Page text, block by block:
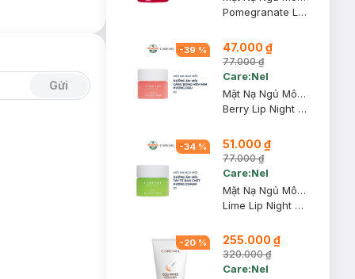
Gửi
Pomegranate Lip Night Mask
-39 % 47.000 ₫
77.000 ₫
Care:Nel
Mặt Nạ Ngủ Môi Care:Nel Chiết Xuất Quả Mọng 5g
Berry Lip Night Mask
-34 % 51.000 ₫
77.000 ₫
Care:Nel
Mặt Nạ Ngủ Môi Care:Nel Chiết Xuất Chanh 5g
Lime Lip Night Mask
-20 % 255.000 ₫
320.000 ₫
Care:Nel